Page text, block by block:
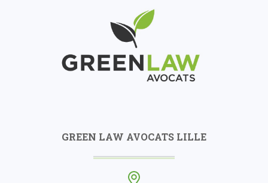
GREEN LAW AVOCATS LILLE